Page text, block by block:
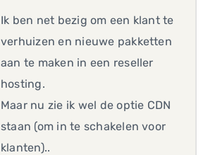
Ik ben net bezig om een klant te
verhuizen en nieuwe pakketten
aan te maken in een reseller
hosting.
Maar nu zie ik wel de optie CDN
staan (om in te schakelen voor
klanten)..